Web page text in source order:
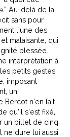
” Au-delà de la
sans pour
l’une des
malaisante, qui
blessée.
interprétation à
petits gestes
imposant
un
Bercot n'en fait
qu’il s’est fixé,
un billet de cinq
ne dure lui aussi